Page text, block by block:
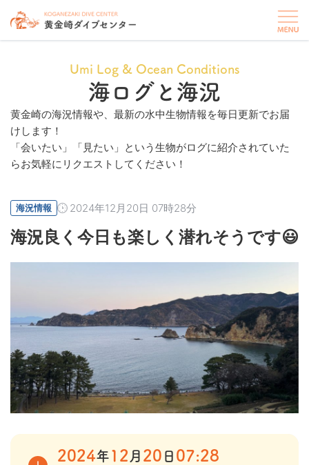
Umi Log & Ocean Conditions
海ログと海況
黄金崎の海況情報や、最新の水中生物情報を毎日更新でお届
けします！
「会いたい」「見たい」という生物がログに紹介されていた
らお気軽にリクエストしてください！
海況情報 2024年12月20日 07時28分
海況良く今日も楽しく潜れそうです😃
2024年 12 月 20 日 07:28